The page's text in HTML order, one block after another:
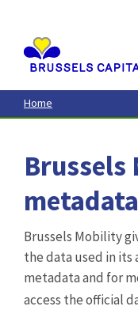
contenu
principal
Home
Brussels Mobility
the data used in its
metadata and for
access the official